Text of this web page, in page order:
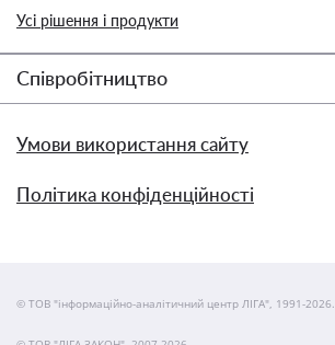
Усі рішення і продукти
Співробітництво
Умови використання сайту
Політика конфіденційності
© ТОВ "інформаційно-аналітичний центр ЛІГА", 1991-2026.